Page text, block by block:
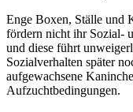
Enge Boxen, Ställe und
fördern nicht ihr Sozial-
und diese führt
Sozialverhalten später
aufgewachsene
Aufzuchtbedingungen.